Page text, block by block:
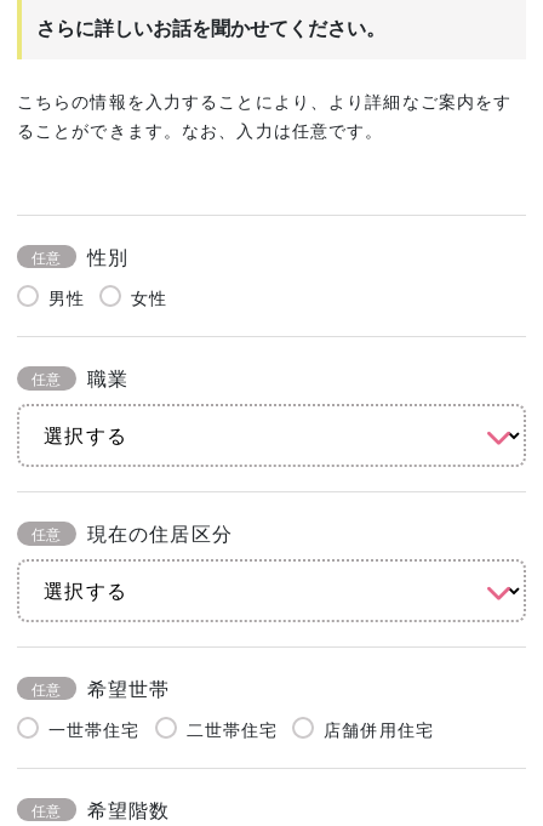
さらに詳しいお話を聞かせてください。
こちらの情報を入力することにより、より詳細なご案内をす
ることができます。なお、入力は任意です。
任意 性別
男性 女性
任意 職業
任意 現在の住居区分
任意 希望世帯
一世帯住宅 二世帯住宅 店舗併用住宅
任意 希望階数